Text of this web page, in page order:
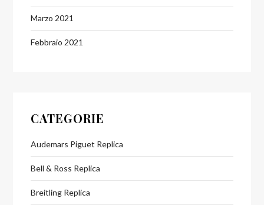
Marzo 2021
Febbraio 2021
CATEGORIE
Audemars Piguet Replica
Bell & Ross Replica
Breitling Replica